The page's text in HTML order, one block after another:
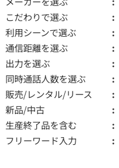
こだわりで選ぶ
利用シーンで選ぶ
通信距離を選ぶ
出力を選ぶ
同時通話人数を選ぶ
販売/レンタル/リース
新品/中古
生産終了品を含む
フリーワード入力